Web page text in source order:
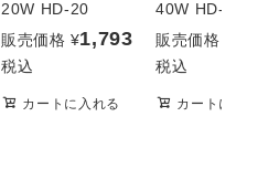
20W HD-20
販売価格 ¥1,793
税込
カートに入れる
40W HD-40
販売価格
税込
カートに入れる